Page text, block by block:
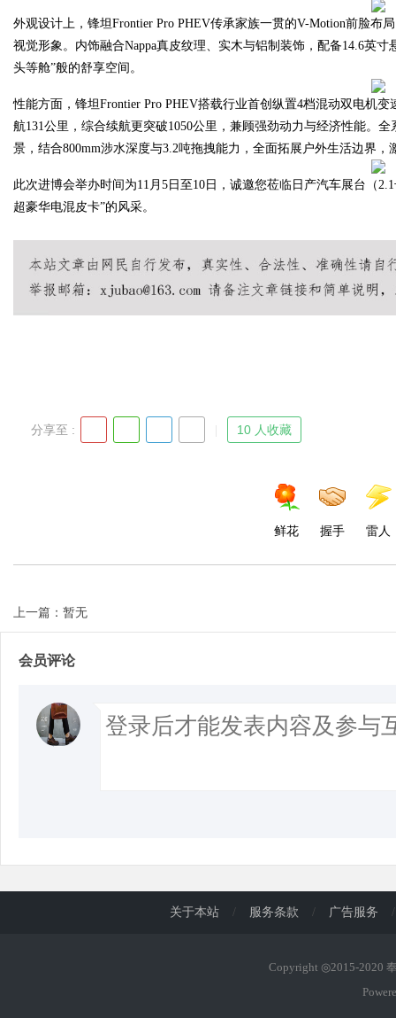
d
外观设计上，锋坦Frontier Pro PHEV传承家族一贯的V-Motion前脸布
视觉形象。内饰融合Nappa真皮纹理、实木与铝制装饰，配备14.6英
头等舱”般的舒享空间。
性能方面，锋坦Frontier Pro PHEV搭载行业首创纵置4档混动双电机
航131公里，综合续航更突破1050公里，兼顾强劲动力与经济性能。
景，结合800mm涉水深度与3.2吨拖拽能力，全面拓展户外生活边界，
此次进博会举办时间为11月5日至10日，诚邀您莅临日产汽车展台（
超豪华电混皮卡”的风采。
分享至 : 10 人收藏
鲜花 握手 雷人
上一篇：暂无
会员评论
关于本站 / 服务条款 / 广告服务 /
Copyright ◎2015-2020